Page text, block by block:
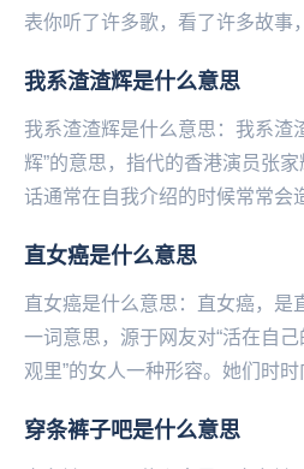
表你听了许多歌，看了许多故事
了，...
我系渣渣辉是什么意思
我系渣渣辉是什么意思：我系渣
辉”的意思，指代的香港演员张
话通常在自我介绍的时候常常会
直女癌是什么意思
直女癌是什么意思：直女癌，是
一词意思，源于网友对“活在自
观里”的女人一种形容。她们时
穿条裤子吧是什么意思